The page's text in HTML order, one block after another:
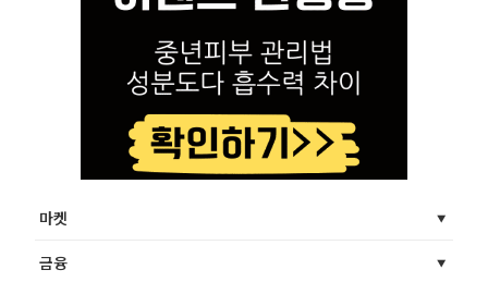
마켓
금융